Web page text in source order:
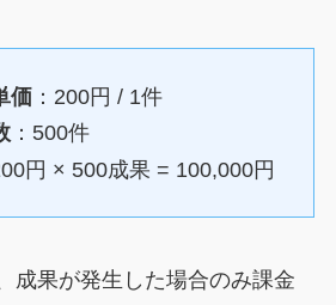
価 ：200円 / 1件
：500件
円 × 500成果 = 100,000円
成果が発生した場合のみ課金